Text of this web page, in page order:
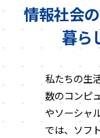
情報社会
暮ら
私たちの生
数のコンピ
やソーシャ
では、ソフ